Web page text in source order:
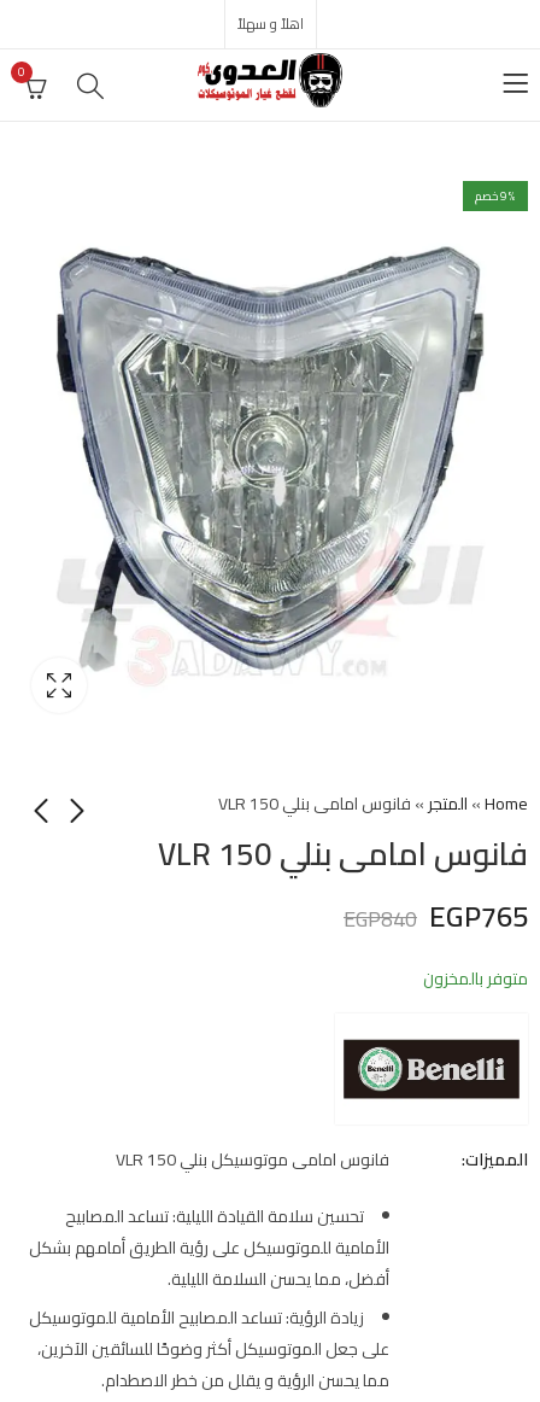
اهلاً و سهلاً
0
9% خصم
Home
»المتجر»فانوس امامى بنلي VLR 150
فانوس امامى بنلي VLR 150
EGP765
EGP840
متوفر بالمخزون
المميزات:
فانوس امامى موتوسيكل بنلي VLR 150
تحسين سلامة القيادة الليلية: تساعد المصابيح
الأمامية للموتوسيكل على رؤية الطريق أمامهم بشكل
أفضل، مما يحسن السلامة الليلية.
زيادة الرؤية: تساعد المصابيح الأمامية للموتوسيكل
على جعل الموتوسيكل أكثر وضوحًا للسائقين الآخرين،
مما يحسن الرؤية و يقلل من خطر الاصطدام.